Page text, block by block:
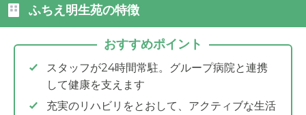
ふちえ明生苑の特徴
おすすめポイント
スタッフが24時間常駐。グループ病院と連携
して健康を支えます
充実のリハビリをとおして、アクティブな生活